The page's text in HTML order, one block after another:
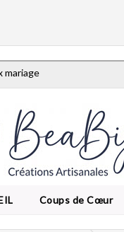
mariage
Coups de Cœur